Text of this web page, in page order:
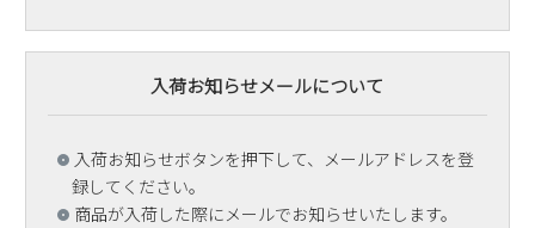
入荷お知らせメールについて
入荷お知らせボタンを押下して、メールアドレスを登
録してください。
商品が入荷した際にメールでお知らせいたします。